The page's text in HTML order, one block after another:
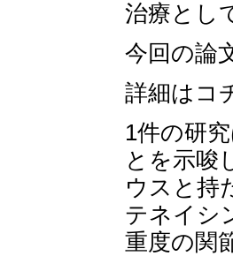
治療とし
今回の論
詳細はコ
1件の研
とを示唆
ウスと持
テネイシ
重度の関